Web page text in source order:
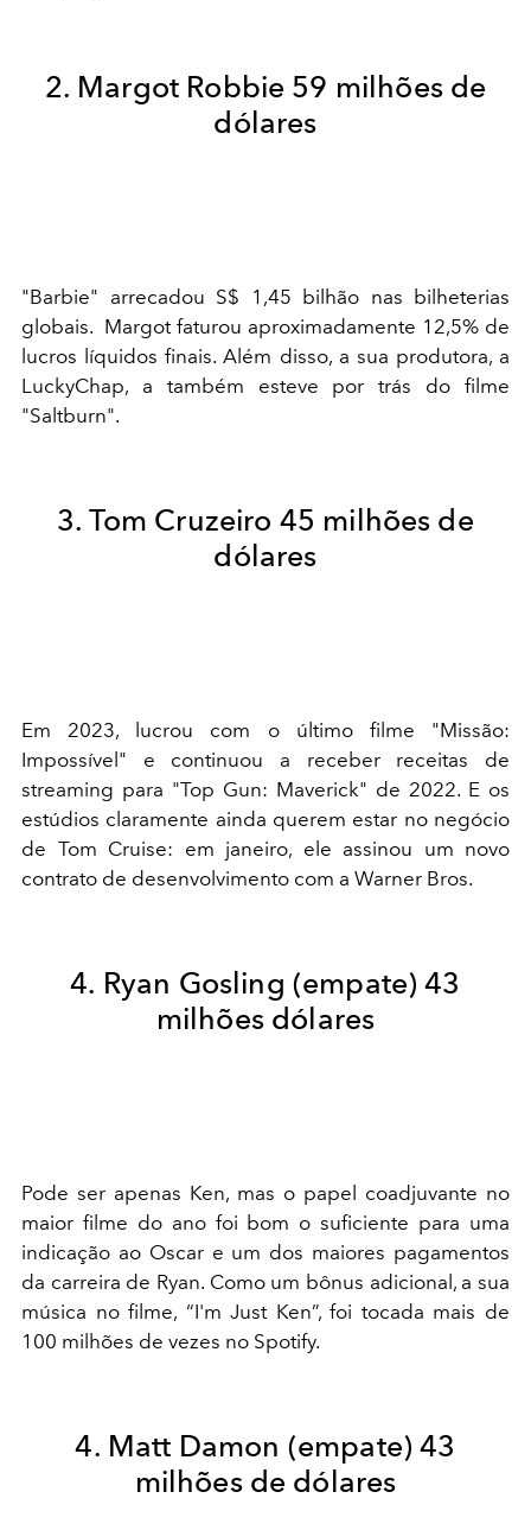
2. Margot Robbie 59 milhões de
dólares
"Barbie" arrecadou S$ 1,45 bilhão nas bilheterias
globais. Margot faturou aproximadamente 12,5% de
lucros líquidos finais. Além disso, a sua produtora, a
LuckyChap, a também esteve por trás do filme
"Saltburn".
3. Tom Cruzeiro 45 milhões de
dólares
Em 2023, lucrou com o último filme "Missão:
Impossível" e continuou a receber receitas de
streaming para "Top Gun: Maverick" de 2022. E os
estúdios claramente ainda querem estar no negócio
de Tom Cruise: em janeiro, ele assinou um novo
contrato de desenvolvimento com a Warner Bros.
4. Ryan Gosling (empate) 43
milhões dólares
Pode ser apenas Ken, mas o papel coadjuvante no
maior filme do ano foi bom o suficiente para uma
indicação ao Oscar e um dos maiores pagamentos
da carreira de Ryan. Como um bônus adicional, a sua
música no filme, “I'm Just Ken”, foi tocada mais de
100 milhões de vezes no Spotify.
4. Matt Damon (empate) 43
milhões de dólares